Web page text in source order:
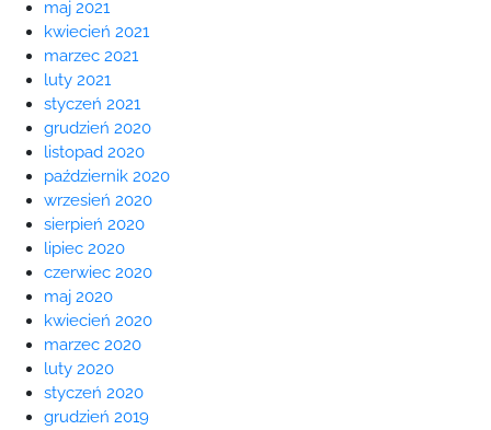
maj 2021
kwiecień 2021
marzec 2021
luty 2021
styczeń 2021
grudzień 2020
listopad 2020
październik 2020
wrzesień 2020
sierpień 2020
lipiec 2020
czerwiec 2020
maj 2020
kwiecień 2020
marzec 2020
luty 2020
styczeń 2020
grudzień 2019